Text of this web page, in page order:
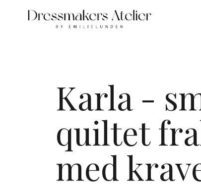
Karla -
quiltet
med